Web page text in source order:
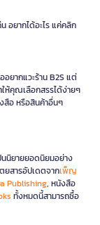
อยากได้อะไร แค่คลิก
ยากแวะร้าน B2S แต่
ให้คุณเลือกสรรได้ง่ายๆ
สือ หรือสินค้าอื่นๆ
นนิยายยอดนิยมอย่าง
ยสารอัปเดตจากเพ็ญ
Publishing, หนังสือ
ทั้งหมดนี้สามารถซื้อ